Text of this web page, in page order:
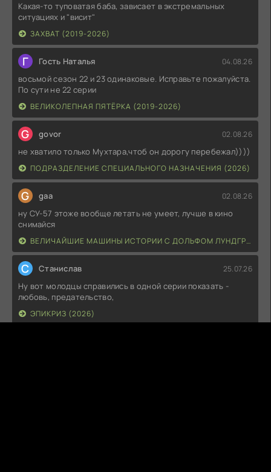
Какая-то туповатая баба, зависает в экстремальных
ситуациях и "висит"
ЗАХВАТ (2019-2026)
Г Гость Наталья 04.08.26
восьмой сезон 22 и 23 одинаковые. Исправьте пожалуйста.
По сути не 22 серии
ВЕЛИКОЛЕПНАЯ ПЯТЁРКА (2019-2026)
G govor 02.08.26
не хватило только Мухтара,чтоб он дорогу перебежал))))
ПОДРАЗДЕЛЕНИЕ СПЕЦИАЛЬНОГО НАЗНАЧЕНИЯ (2026)
G gaa 02.08.26
ну СУ-57 этоже вообще летать не умеет, лучше в кино
снимайся
ВЕЛИЧАЙШИЕ МАШИНЫ ИСТОРИИ С ДОЛЬФОМ ЛУНДГРЕНОМ (2026)
С Станислав 25.07.26
Ну вот молодцы справились в одной серии показать -
любовь, предательство,
ЭПИКРИЗ (2026)